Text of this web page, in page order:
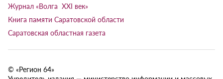
Журнал «Волга XXI век»
Книга памяти Саратовской области
Саратовская областная газета
© «Регион 64»